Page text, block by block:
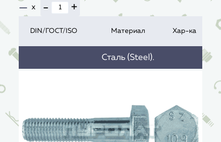
— x - +
DIN/ГОСТ/ISO Материал Хар-ка
Сталь (Steel).